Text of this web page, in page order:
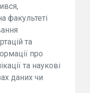
факультеті
та
про
та наукові
даних чи